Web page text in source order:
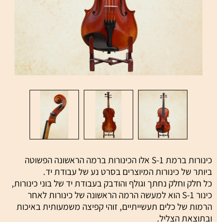
כינורות ברמת S-1 אלו הכינורות ברמה הראשונה הפשוטה
ביותר של כינורות המיוצרים בסרט נע של עבודת יד.
כל חלק וחלק נחתך וגולף והודבק בעבודת יד של בוני כינורות,
כינור S-1 הוא למעשה הרמה הראשונה של כינורות לאחר
הרמות של כלים תעשייתיים, זוהי קפיצה משמעותית באיכות
ובתוצאת הצליל.